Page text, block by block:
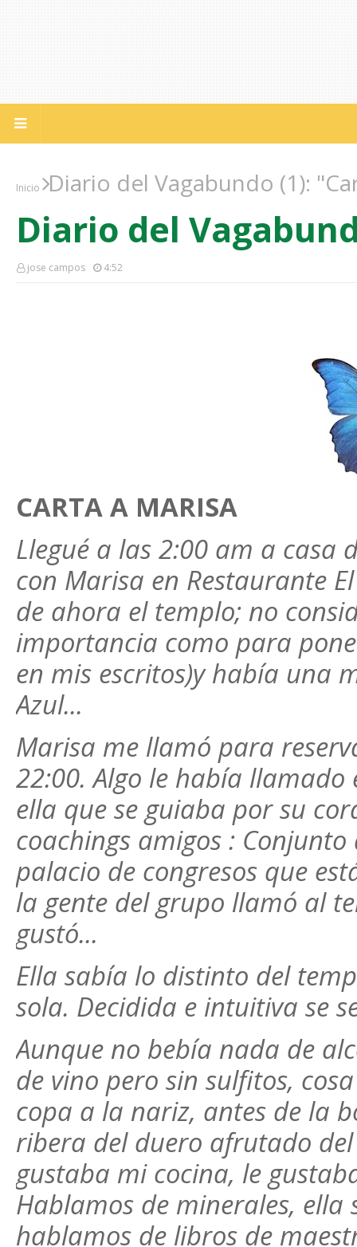
Inicio Diario del Vagabundo (1):
Diario del
jose campos 4:52
CARTA A MARISA
Llegué a las 2:00 am a
con Marisa en Restaurante
de ahora el templo; no
importancia como para
en mis escritos)y había una
Azul...
Marisa me llamó para
22:00. Algo le había
ella que se guiaba por su
coachings amigos :
palacio de congresos que
la gente del grupo llamó al
gustó...
Ella sabía lo distinto del
sola. Decidida e intuitiva se
Aunque no bebía nada de
de vino pero sin sulfitos,
copa a la nariz, antes de la
ribera del duero afrutado
gustaba mi cocina, le
Hablamos de minerales, ella
hablamos de libros de